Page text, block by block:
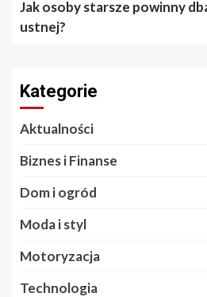
Jak osoby starsze powinny
ustnej?
Kategorie
Aktualności
Biznes i Finanse
Dom i ogród
Moda i styl
Motoryzacja
Technologia